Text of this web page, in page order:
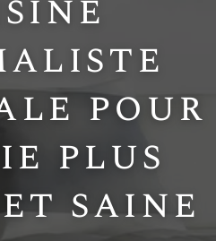
pour
plus
saine